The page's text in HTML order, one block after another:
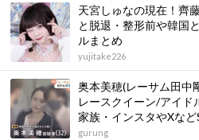
天宮しゅなの現在！齊
と脱退・整形前や韓国
ルまとめ
yujitake226
奥本美穂(レーサム田中
レースクイーン/アイド
家族・インスタやXな
gurung